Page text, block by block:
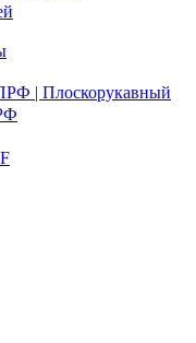
| Плоскорукавный